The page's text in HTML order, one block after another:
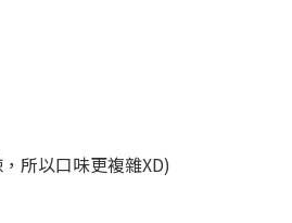
所以口味更複雜XD)